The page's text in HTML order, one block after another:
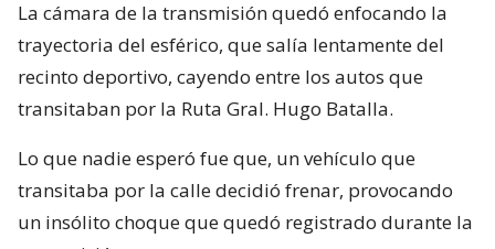
La cámara de la transmisión quedó enfocando la
trayectoria del esférico, que salía lentamente del
recinto deportivo, cayendo entre los autos que
transitaban por la Ruta Gral. Hugo Batalla.
Lo que nadie esperó fue que, un vehículo que
transitaba por la calle decidió frenar, provocando
un insólito choque que quedó registrado durante la